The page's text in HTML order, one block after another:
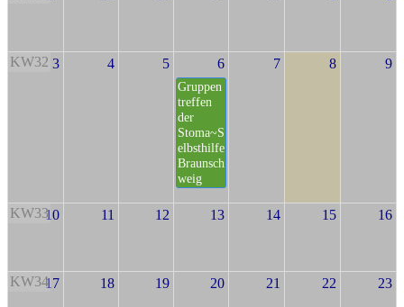
KW32 3 4 5 6
Gruppen
treffen
der
Stoma~S
elbsthilfe
Braunsch
weig
7 8 9
KW3310 11 12 13 14 15 16
KW3417 18 19 20 21 22 23